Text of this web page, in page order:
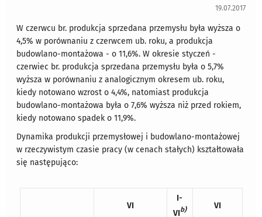
19.07.2017
W czerwcu br. produkcja sprzedana przemysłu była wyższa o
4,5% w porównaniu z czerwcem ub. roku, a produkcja
budowlano-montażowa - o 11,6%. W okresie styczeń -
czerwiec br. produkcja sprzedana przemysłu była o 5,7%
wyższa w porównaniu z analogicznym okresem ub. roku,
kiedy notowano wzrost o 4,4%, natomiast produkcja
budowlano-montażowa była o 7,6% wyższa niż przed rokiem,
kiedy notowano spadek o 11,9%.
Dynamika produkcji przemysłowej i budowlano-montażowej
w rzeczywistym czasie pracy (w cenach stałych) kształtowała
się następująco:
VI
I-
VIb) VI